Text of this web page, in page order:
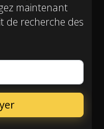
maintenant
de recherche des